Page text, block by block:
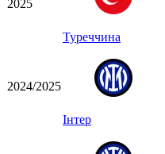
2025
Туреччина
2024/2025
Інтер